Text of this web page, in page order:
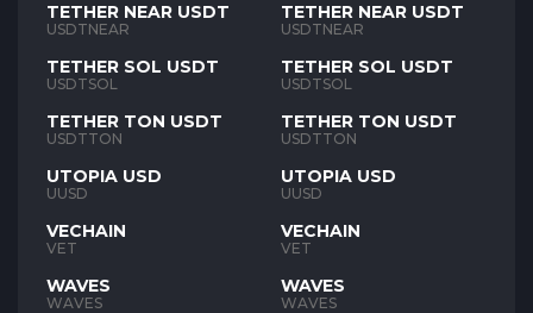
TETHER NEAR USDT
USDTNEAR
TETHER SOL USDT
USDTSOL
TETHER TON USDT
USDTTON
UTOPIA USD
UUSD
VECHAIN
VET
WAVES
WAVES
TETHER NEAR USDT
USDTNEAR
TETHER SOL USDT
USDTSOL
TETHER TON USDT
USDTTON
UTOPIA USD
UUSD
VECHAIN
VET
WAVES
WAVES